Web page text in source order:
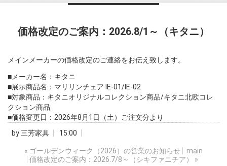
価格改定のご案内：2026.8/1～（キタニ）
メインメーカーの価格改定のご連絡をお伝え致します。
■メーカー名：キタニ
■展示商品名：マリリンチェア IE-01/IE-02
■対象商品：キタニオリジナルコレクション商品/キタニ北欧コレ
クション商品
■価格変更日：2026年8月1日（土）ご注文分より
by 三芳家具 15:00
« ゴールデンウィーク（2026）の営業のお知らせ
main
価格改定のご案内：2026.7/8～（シキファニチア）
»